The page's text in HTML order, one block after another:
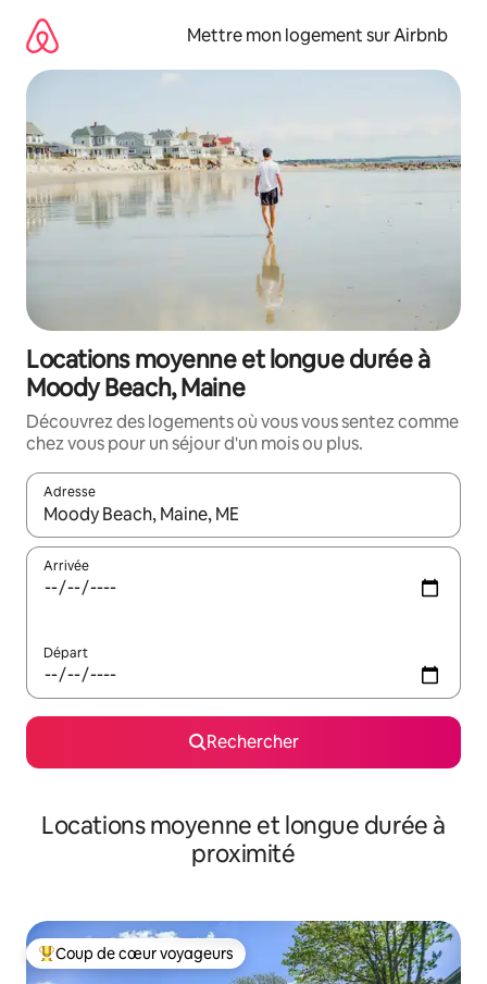
directement
contenu
Mettre mon logement sur Airbnb
Locations moyenne et longue durée à
Moody Beach, Maine
Découvrez des logements où vous vous sentez comme
chez vous pour un séjour d'un mois ou plus.
Adresse
Lorsque les résultats s'affichent, utilisez les flèches vers le
Arrivée
Départ
Rechercher
Locations moyenne et longue durée à
proximité
Coups de cœur voyageurs les plus appréciés
Coup de cœur voyageurs